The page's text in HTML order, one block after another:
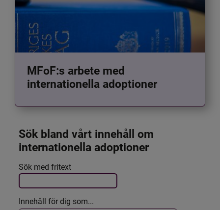
MFoF:s arbete med
internationella adoptioner
Sök bland vårt innehåll om
internationella adoptioner
Filtrera resultatet
Det här formuläret postas automatiskt
Sök med fritext
Innehåll för dig som...